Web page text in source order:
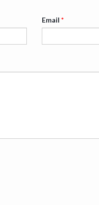
Email *